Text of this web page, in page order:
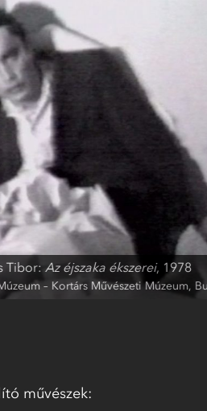
Rónai Péter:
nyomat, molino, kartonpapír, plexi,
kijelzővel, Ludwig Múzeum – Kortárs
művészek: